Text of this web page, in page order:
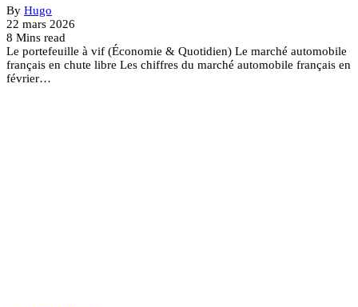
By Hugo
22 mars 2026
8 Mins read
Le portefeuille à vif (Économie & Quotidien) Le marché automobile
français en chute libre Les chiffres du marché automobile français en
février…